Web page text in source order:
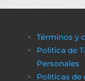
Términos y
Política de
Personales
Políticas de